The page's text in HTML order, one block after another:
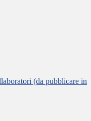
(da pubblicare in